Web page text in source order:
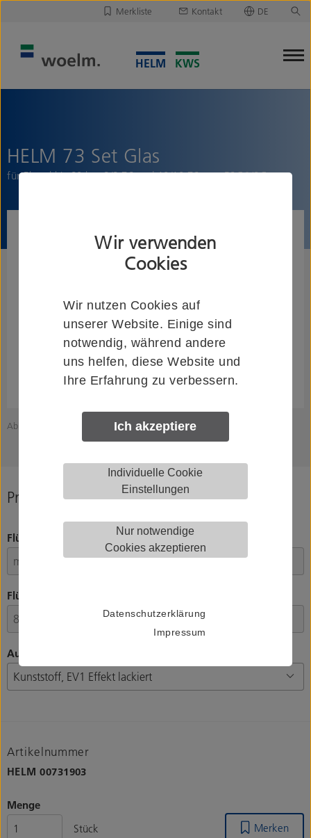
Wir verwenden
Cookies
Wir nutzen Cookies auf
unserer Website. Einige sind
notwendig, während andere
uns helfen, diese Website und
Ihre Erfahrung zu verbessern.
Ich akzeptiere
Individuelle Cookie
Einstellungen
Nur notwendige
Cookies akzeptieren
Datenschutzerklärung
Impressum
Merkliste Kontakt DE
HELM 73 Set Glas
für Flügel bis 80 kg, 8/8,76 und 10/10,76 mm ESG/VSG
Abbildung zeigt HELM 00731903
Produkt konfigurieren
Flügelgewicht
Flügelstärke
Ausführung Abdeckkappen
Artikelnummer
HELM00731903
Menge
Stück
Merken